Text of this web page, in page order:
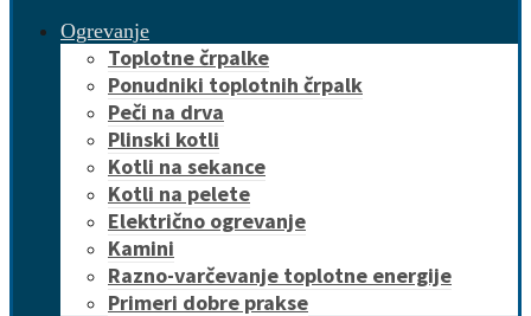
Ogrevanje
Toplotne črpalke
Ponudniki toplotnih črpalk
Peči na drva
Plinski kotli
Kotli na sekance
Kotli na pelete
Električno ogrevanje
Kamini
Razno-varčevanje toplotne energije
Primeri dobre prakse